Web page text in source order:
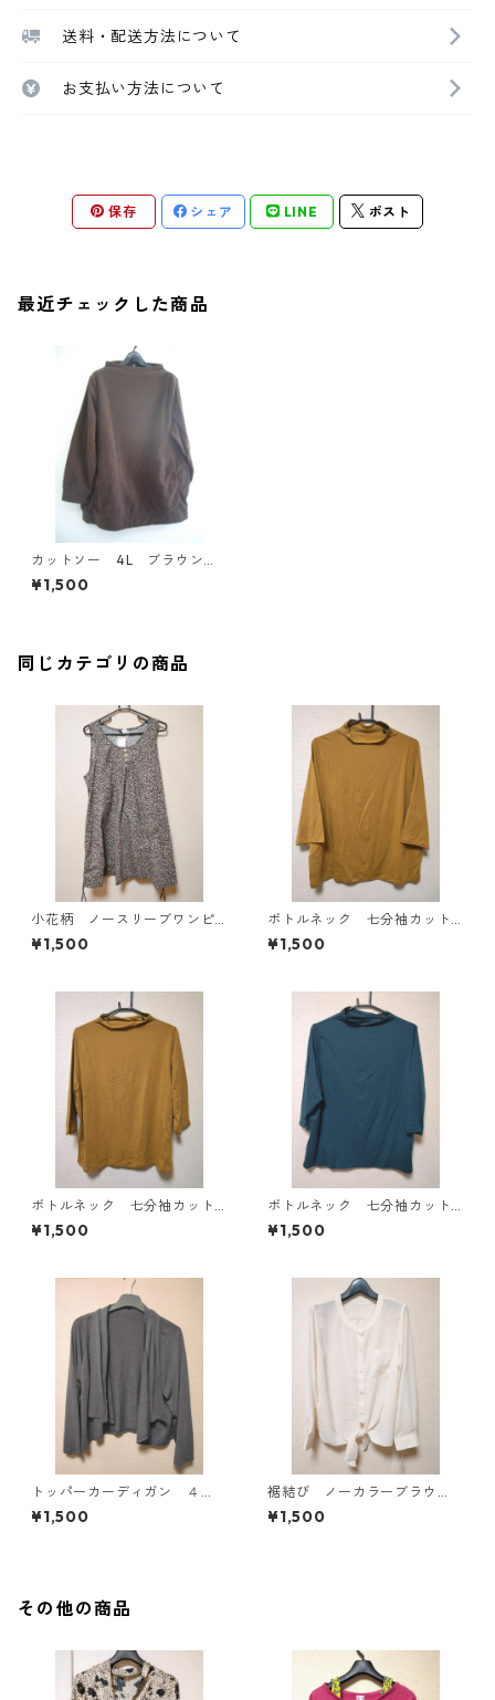
送料・配送方法について
お支払い方法について
保存 シェア LINE ポスト
最近チェックした商品
カットソー 4L ブラウン I
Y-4324
¥1,500
同じカテゴリの商品
小花柄 ノースリーブワンピ
ース ４Ｌ ブラック KAE-
4819
¥1,500
ボトルネック 七分袖カット
ソー ４Ｌ マスタード KA
E-4818
¥1,500
ボトルネック 七分袖カット
ソー ４Ｌ マスタード KA
E-4816
¥1,500
ボトルネック 七分袖カット
ソー ４Ｌ ティールグリー
ン KAE-4815
¥1,500
トッパーカーディガン ４
Ｌ グレー KAE-4814
¥1,500
裾結び ノーカラーブラウ
ス ３Ｌ アイボリー KAE-
4813
¥1,500
その他の商品